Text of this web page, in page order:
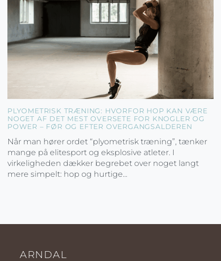
PLYOMETRISK TRÆNING: HVORFOR HOP KAN VÆRE
NOGET AF DET MEST OVERSETE FOR KNOGLER OG
POWER – FØR OG EFTER OVERGANGSALDEREN
Når man hører ordet “plyometrisk træning”, tænker
mange på elitesport og eksplosive atleter. I
virkeligheden dækker begrebet over noget langt
mere simpelt: hop og hurtige...
ARNDAL